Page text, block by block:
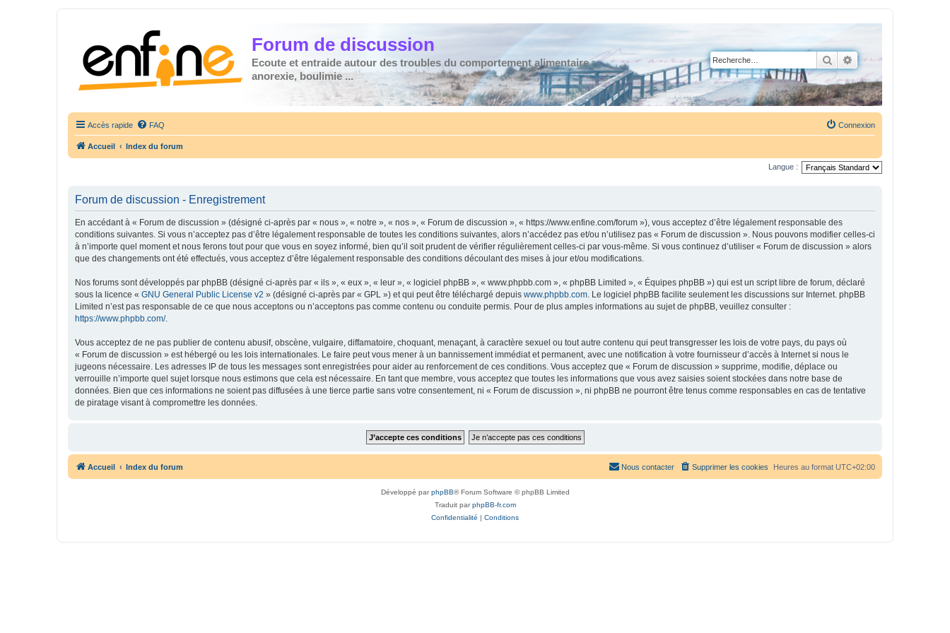
Forum de discussion
Ecoute et entraide autour des troubles du comportement alimentaire :
anorexie, boulimie ...
Rechercher
Recherche avancée
Accès rapide FAQ Connexion
Accueil Index du forum
Langue :
Forum de discussion - Enregistrement
En accédant à « Forum de discussion » (désigné ci-après par « nous », « notre », « nos », « Forum de discussion », « https://www.enfine.com/forum »), vous acceptez d’être légalement responsable des
conditions suivantes. Si vous n’acceptez pas d’être légalement responsable de toutes les conditions suivantes, alors n’accédez pas et/ou n’utilisez pas « Forum de discussion ». Nous pouvons modifier celles-ci
à n’importe quel moment et nous ferons tout pour que vous en soyez informé, bien qu’il soit prudent de vérifier régulièrement celles-ci par vous-même. Si vous continuez d’utiliser « Forum de discussion » alors
que des changements ont été effectués, vous acceptez d’être légalement responsable des conditions découlant des mises à jour et/ou modifications.
Nos forums sont développés par phpBB (désigné ci-après par « ils », « eux », « leur », « logiciel phpBB », « www.phpbb.com », « phpBB Limited », « Équipes phpBB ») qui est un script libre de forum, déclaré
sous la licence « GNU General Public License v2 » (désigné ci-après par « GPL ») et qui peut être téléchargé depuis www.phpbb.com . Le logiciel phpBB facilite seulement les discussions sur Internet. phpBB
Limited n’est pas responsable de ce que nous acceptons ou n’acceptons pas comme contenu ou conduite permis. Pour de plus amples informations au sujet de phpBB, veuillez consulter :
https://www.phpbb.com/.
Vous acceptez de ne pas publier de contenu abusif, obscène, vulgaire, diffamatoire, choquant, menaçant, à caractère sexuel ou tout autre contenu qui peut transgresser les lois de votre pays, du pays où
« Forum de discussion » est hébergé ou les lois internationales. Le faire peut vous mener à un bannissement immédiat et permanent, avec une notification à votre fournisseur d’accès à Internet si nous le
jugeons nécessaire. Les adresses IP de tous les messages sont enregistrées pour aider au renforcement de ces conditions. Vous acceptez que « Forum de discussion » supprime, modifie, déplace ou
verrouille n’importe quel sujet lorsque nous estimons que cela est nécessaire. En tant que membre, vous acceptez que toutes les informations que vous avez saisies soient stockées dans notre base de
données. Bien que ces informations ne soient pas diffusées à une tierce partie sans votre consentement, ni « Forum de discussion », ni phpBB ne pourront être tenus comme responsables en cas de tentative
de piratage visant à compromettre les données.
Accueil Index du forum Heures au format UTC+02:00
Supprimer les cookies
Nous contacter
Développé parphpBB® Forum Software © phpBB Limited
Traduit parphpBB-fr.com
Confidentialité | Conditions